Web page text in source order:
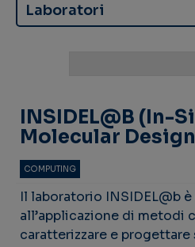
Laboratori
INSIDEL@b (In-
Molecular
COMPUTING
Il laboratorio INSIDEL@b
all’applicazione di metodi
caratterizzare e